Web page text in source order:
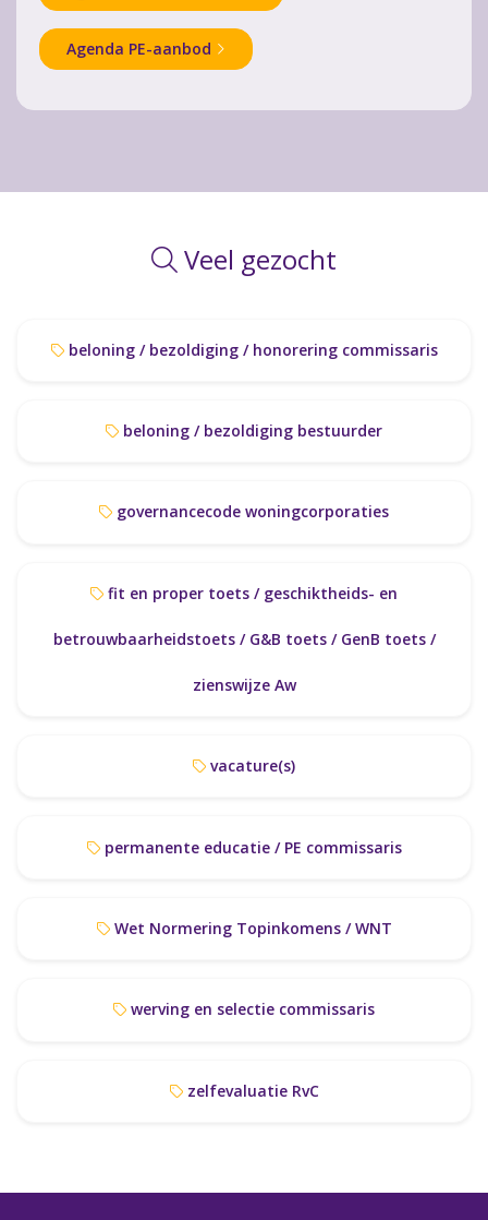
Agenda PE-aanbod
Veel gezocht
beloning / bezoldiging / honorering commissaris
beloning / bezoldiging bestuurder
governancecode woningcorporaties
betrouwbaarheidstoets / G&B toets / GenB toets /
zienswijze Aw
vacature(s)
permanente educatie / PE commissaris
Wet Normering Topinkomens / WNT
werving en selectie commissaris
zelfevaluatie RvC